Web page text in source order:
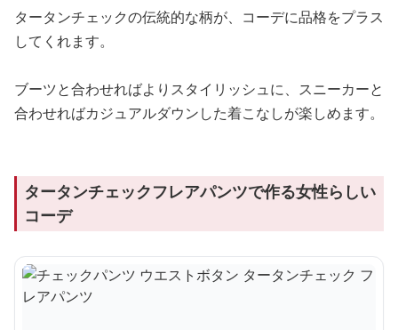
タータンチェックの伝統的な柄が、コーデに品格をプラス
してくれます。
ブーツと合わせればよりスタイリッシュに、スニーカーと
合わせればカジュアルダウンした着こなしが楽しめます。
タータンチェックフレアパンツで作る女性らしい
コーデ